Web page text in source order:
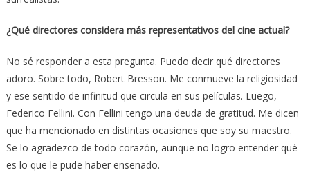
¿Qué directores considera más representativos del cine actual?
No sé responder a esta pregunta. Puedo decir qué directores
adoro. Sobre todo, Robert Bresson. Me conmueve la religiosidad
y ese sentido de infinitud que circula en sus películas. Luego,
Federico Fellini. Con Fellini tengo una deuda de gratitud. Me dicen
que ha mencionado en distintas ocasiones que soy su maestro.
Se lo agradezco de todo corazón, aunque no logro entender qué
es lo que le pude haber enseñado.